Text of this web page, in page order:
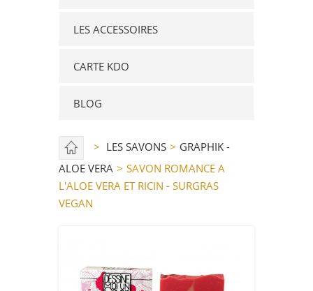
LES ACCESSOIRES
CARTE KDO
BLOG
> LES SAVONS > GRAPHIK -
ALOE VERA > SAVON ROMANCE A
L'ALOE VERA ET RICIN - SURGRAS
VEGAN